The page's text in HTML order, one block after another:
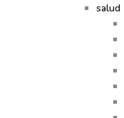
salud